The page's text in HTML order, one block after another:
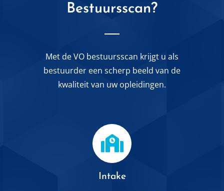
Bestuursscan?
Met de VO bestuursscan krijgt u als
bestuurder een scherp beeld van de
kwaliteit van uw opleidingen.
Intake